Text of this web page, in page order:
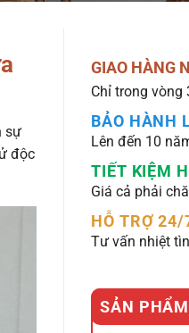
sự
độc
GIAO HÀNG
Chỉ trong vòng
BẢO HÀNH
Lên đến 10
TIẾT KIỆM
Giá cả phải
HỖ TRỢ 24/
Tư vấn nhiệt
SẢN